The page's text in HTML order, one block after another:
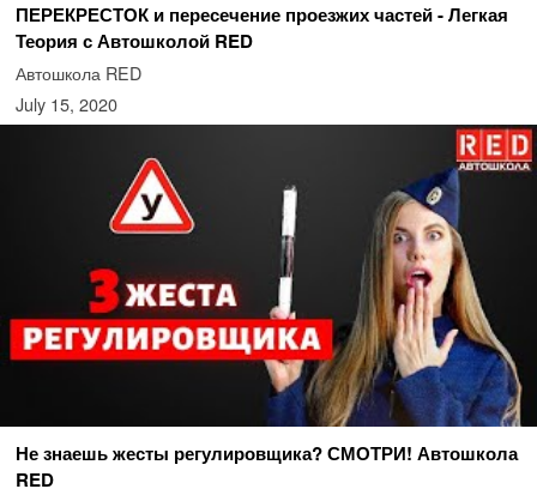
ПЕРЕКРЕСТОК и пересечение проезжих частей - Легкая
Теория с Автошколой RED
Автошкола RED
July 15, 2020
Не знаешь жесты регулировщика? СМОТРИ! Автошкола
RED